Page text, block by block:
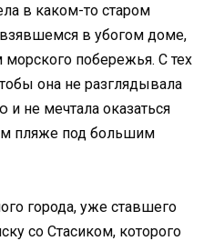
в каком-то старом
в убогом доме,
побережья. С тех
она не разглядывала
не мечтала оказаться
пляже под большим
города, уже ставшего
со Стасиком, которого